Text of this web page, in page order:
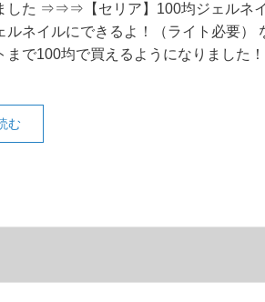
した ⇒⇒⇒【セリア】100均ジェルネ
ルネイルにできるよ！（ライト必要）
まで100均で買えるようになりました！
む